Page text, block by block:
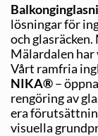
lösningar för
och
Mälardalen har
Vårt ramfria
NIKA®–
rengöring av
era
visuella